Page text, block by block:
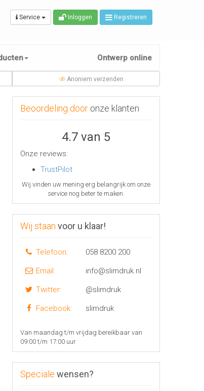
Service Inloggen Registreren
Ontwerp online
Anoniem verzenden
Beoordeling dooronze klanten
4.7 van 5
Onze reviews:
TrustPilot
Wij vinden uw mening erg belangrijk om onze
service nog beter te maken.
Wij staan voor u klaar!
Telefoon: 058 8200 200
Email: info@slimdruk.nl
Twitter: @slimdruk
Facebook: slimdruk
Van maandag t/m vrijdag bereikbaar van
09:00 t/m 17:00 uur
Speciale wensen?